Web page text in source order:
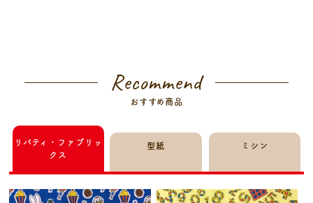
Recommend
おすすめ商品
リバティ・ファブリッ
クス
型紙 ミシン